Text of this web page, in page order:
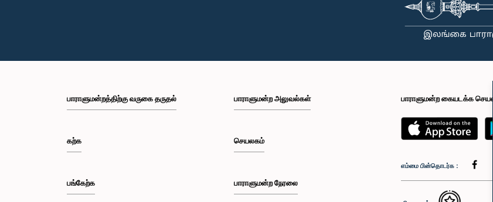
பாராளுமன்றத்திற்கு வருகை தருதல்
கற்க
பங்கேற்க
பாராளுமன்ற அலுவல்கள்
செயலகம்
பாராளுமன்ற நேரலை
பாராளுமன்ற கையடக்க செயலி
எம்மை பின்தொடர்க :